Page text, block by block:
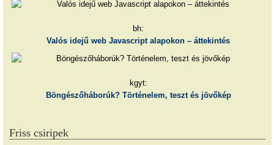
bh:
Valós idejű web Javascript alapokon – áttekintés
kgyt:
Böngészőháborúk? Történelem, teszt és jövőkép
Friss csiripek